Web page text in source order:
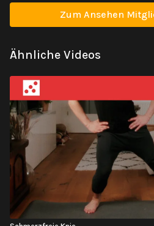
Zum Ansehen
Ähnliche Videos